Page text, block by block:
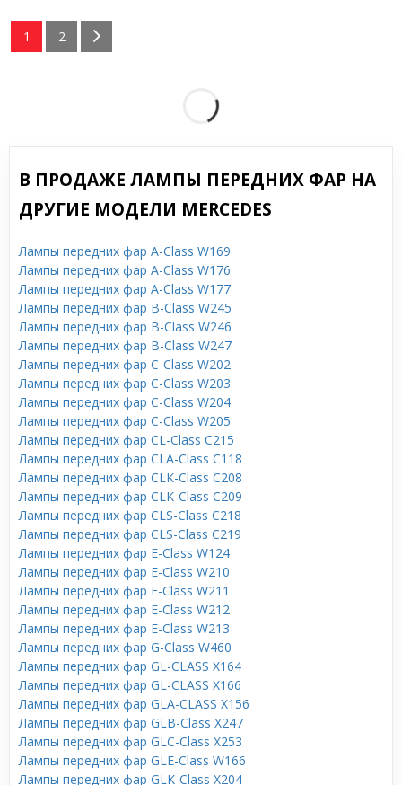
1 2
В ПРОДАЖЕ ЛАМПЫ ПЕРЕДНИХ ФАР НА
ДРУГИЕ МОДЕЛИ MERCEDES
Лампы передних фар A-Class W169
Лампы передних фар A-Class W176
Лампы передних фар A-Class W177
Лампы передних фар B-Class W245
Лампы передних фар B-Class W246
Лампы передних фар B-Class W247
Лампы передних фар C-Class W202
Лампы передних фар C-Class W203
Лампы передних фар C-Class W204
Лампы передних фар C-Class W205
Лампы передних фар CL-Class C215
Лампы передних фар CLA-Class C118
Лампы передних фар CLK-Class C208
Лампы передних фар CLK-Class C209
Лампы передних фар CLS-Class C218
Лампы передних фар CLS-Class C219
Лампы передних фар E-Class W124
Лампы передних фар E-Class W210
Лампы передних фар E-Class W211
Лампы передних фар E-Class W212
Лампы передних фар E-Class W213
Лампы передних фар G-Class W460
Лампы передних фар GL-CLASS X164
Лампы передних фар GL-CLASS X166
Лампы передних фар GLA-CLASS X156
Лампы передних фар GLB-Class X247
Лампы передних фар GLC-Class X253
Лампы передних фар GLE-Class W166
Лампы передних фар GLK-Class X204